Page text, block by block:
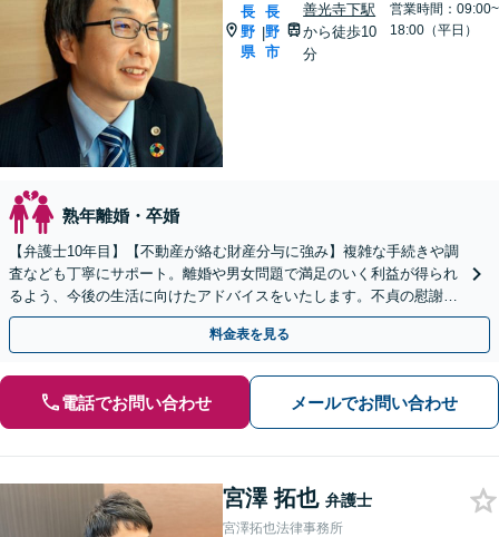
長
野
県
|
長
野
市
善光寺下駅
から徒歩10
分
営業時間：09:00~
18:00（平日）
熟年離婚・卒婚
【弁護士10年目】【不動産が絡む財産分与に強み】複雑な手続きや調
査なども丁寧にサポート。離婚や男女問題で満足のいく利益が得られ
るよう、今後の生活に向けたアドバイスをいたします。不貞の慰謝料
請求もお任せください。【完全個室】【子連れ歓迎】
料金表を見る
電話でお問い合わせ メールでお問い合わせ
宮澤 拓也 弁護士
宮澤拓也法律事務所